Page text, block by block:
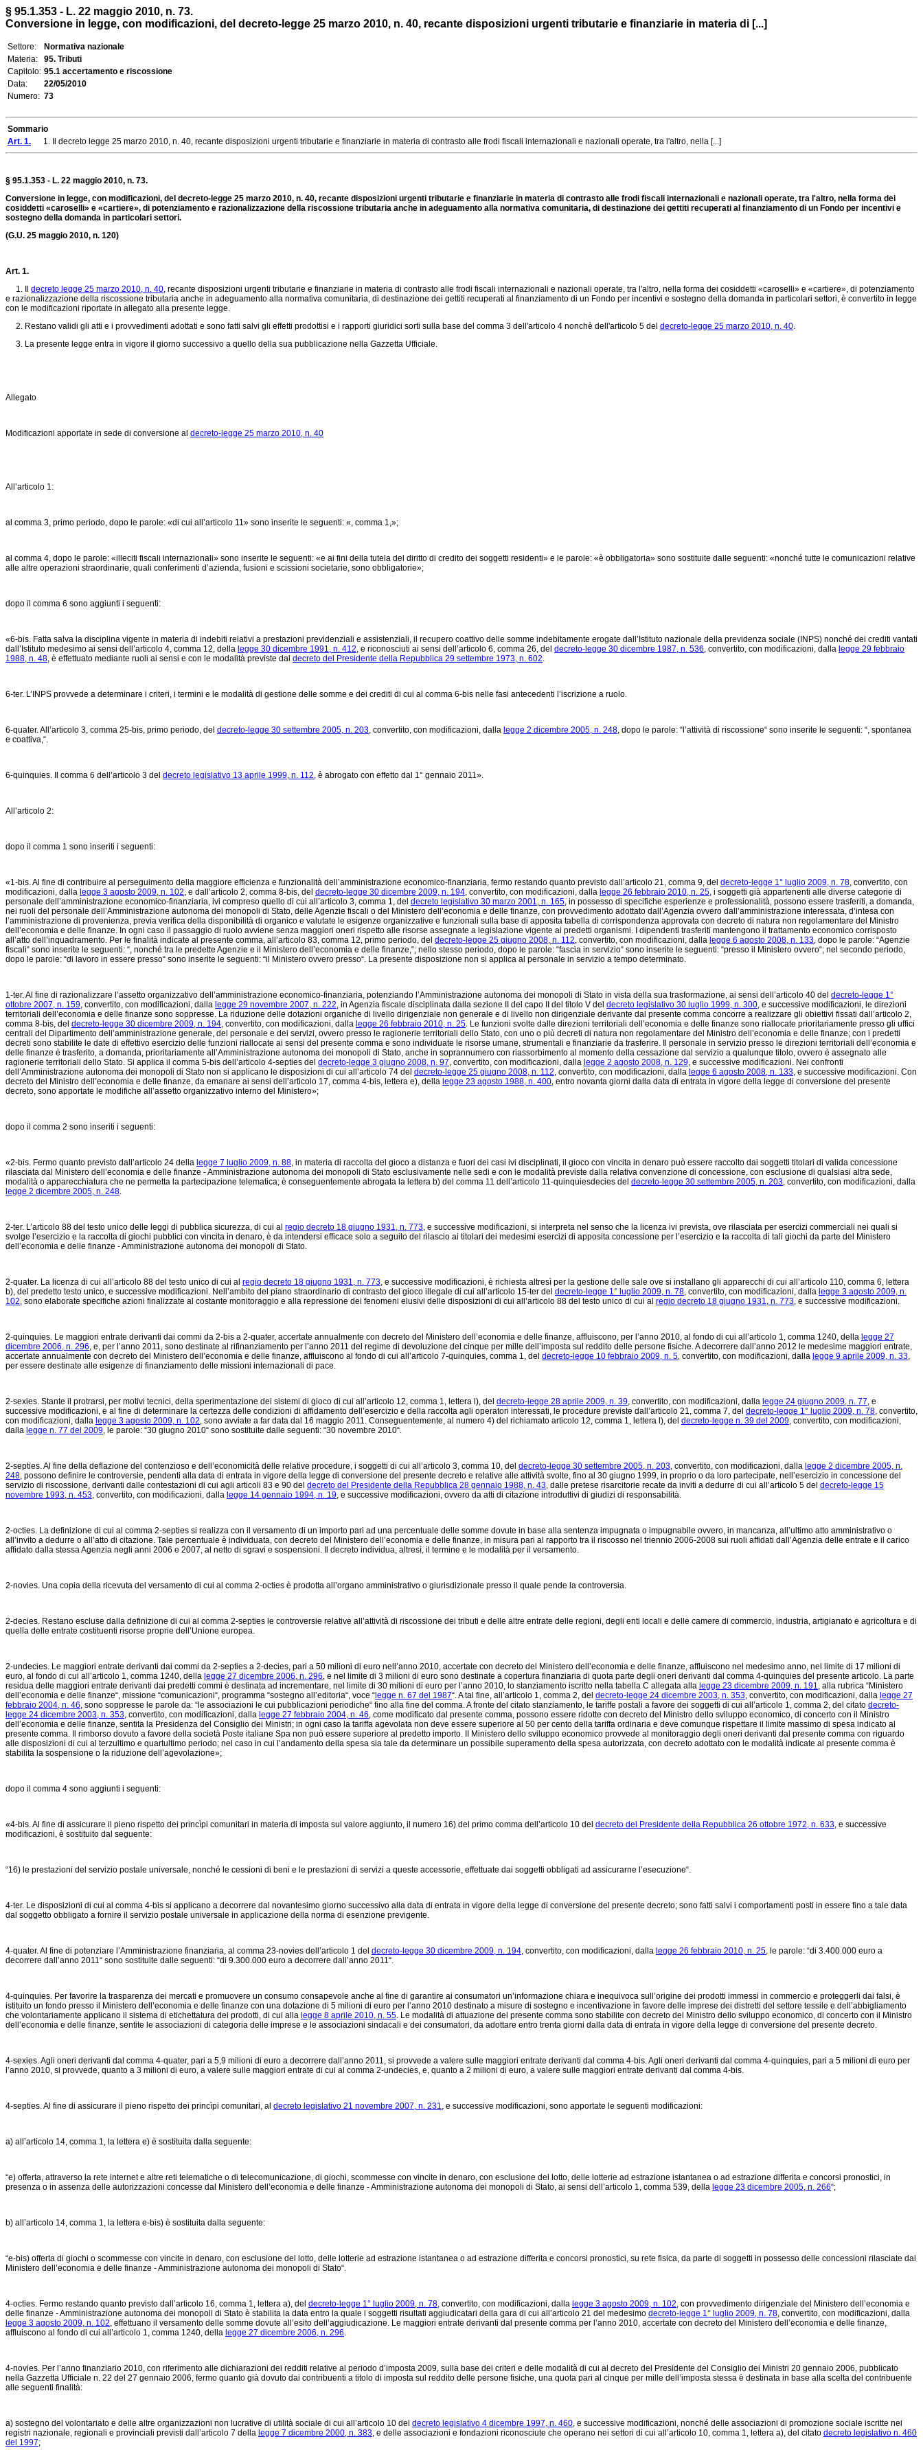
§ 95.1.353 - L. 22 maggio 2010, n. 73.
Conversione in legge, con modificazioni, del decreto-legge 25 marzo 2010, n. 40, recante disposizioni urgenti tributarie e finanziarie in materia di [...]
Settore:
Normativa nazionale
Materia:
95. Tributi
Capitolo: 95.1 accertamento e riscossione
Data:
22/05/2010
Numero: 73
Sommario
Art. 1. 1. Il decreto legge 25 marzo 2010, n. 40, recante disposizioni urgenti tributarie e finanziarie in materia di contrasto alle frodi fiscali internazionali e nazionali operate, tra l'altro, nella [...]
§ 95.1.353 - L. 22 maggio 2010, n. 73.
Conversione in legge, con modificazioni, del decreto-legge 25 marzo 2010, n. 40, recante disposizioni urgenti tributarie e finanziarie in materia di contrasto alle frodi fiscali internazionali e nazionali operate, tra l'altro, nella forma dei
cosiddetti «caroselli» e «cartiere», di potenziamento e razionalizzazione della riscossione tributaria anche in adeguamento alla normativa comunitaria, di destinazione dei gettiti recuperati al finanziamento di un Fondo per incentivi e
sostegno della domanda in particolari settori.
(G.U. 25 maggio 2010, n. 120)
Art. 1.
1. Il decreto legge 25 marzo 2010, n. 40, recante disposizioni urgenti tributarie e finanziarie in materia di contrasto alle frodi fiscali internazionali e nazionali operate, tra l'altro, nella forma dei cosiddetti «caroselli» e «cartiere», di potenziamento
e razionalizzazione della riscossione tributaria anche in adeguamento alla normativa comunitaria, di destinazione dei gettiti recuperati al finanziamento di un Fondo per incentivi e sostegno della domanda in particolari settori, è convertito in legge
con le modificazioni riportate in allegato alla presente legge.
2. Restano validi gli atti e i provvedimenti adottati e sono fatti salvi gli effetti prodottisi e i rapporti giuridici sorti sulla base del comma 3 dell'articolo 4 nonchè dell'articolo 5 del decreto-legge 25 marzo 2010, n. 40.
3. La presente legge entra in vigore il giorno successivo a quello della sua pubblicazione nella Gazzetta Ufficiale.
Allegato
Modificazioni apportate in sede di conversione al decreto-legge 25 marzo 2010, n. 40
All’articolo 1:
al comma 3, primo periodo, dopo le parole: «di cui all’articolo 11» sono inserite le seguenti: «, comma 1,»;
al comma 4, dopo le parole: «illeciti fiscali internazionali» sono inserite le seguenti: «e ai fini della tutela del diritto di credito dei soggetti residenti» e le parole: «è obbligatoria» sono sostituite dalle seguenti: «nonché tutte le comunicazioni relative
alle altre operazioni straordinarie, quali conferimenti d’azienda, fusioni e scissioni societarie, sono obbligatorie»;
dopo il comma 6 sono aggiunti i seguenti:
«6-bis. Fatta salva la disciplina vigente in materia di indebiti relativi a prestazioni previdenziali e assistenziali, il recupero coattivo delle somme indebitamente erogate dall’Istituto nazionale della previdenza sociale (INPS) nonché dei crediti vantati
dall’Istituto medesimo ai sensi dell’articolo 4, comma 12, della legge 30 dicembre 1991, n. 412, e riconosciuti ai sensi dell’articolo 6, comma 26, del decreto-legge 30 dicembre 1987, n. 536, convertito, con modificazioni, dalla legge 29 febbraio
1988, n. 48, è effettuato mediante ruoli ai sensi e con le modalità previste dal decreto del Presidente della Repubblica 29 settembre 1973, n. 602.
6-ter. L’INPS provvede a determinare i criteri, i termini e le modalità di gestione delle somme e dei crediti di cui al comma 6-bis nelle fasi antecedenti l’iscrizione a ruolo.
6-quater. All’articolo 3, comma 25-bis, primo periodo, del decreto-legge 30 settembre 2005, n. 203, convertito, con modificazioni, dalla legge 2 dicembre 2005, n. 248, dopo le parole: “l’attività di riscossione“ sono inserite le seguenti: “, spontanea
e coattiva,“.
6-quinquies. Il comma 6 dell’articolo 3 del decreto legislativo 13 aprile 1999, n. 112, è abrogato con effetto dal 1° gennaio 2011».
All’articolo 2:
dopo il comma 1 sono inseriti i seguenti:
«1-bis. Al fine di contribuire al perseguimento della maggiore efficienza e funzionalità dell’amministrazione economico-finanziaria, fermo restando quanto previsto dall’articolo 21, comma 9, del decreto-legge 1° luglio 2009, n. 78, convertito, con
modificazioni, dalla legge 3 agosto 2009, n. 102, e dall’articolo 2, comma 8-bis, del decreto-legge 30 dicembre 2009, n. 194, convertito, con modificazioni, dalla legge 26 febbraio 2010, n. 25, i soggetti già appartenenti alle diverse categorie di
personale dell’amministrazione economico-finanziaria, ivi compreso quello di cui all’articolo 3, comma 1, del decreto legislativo 30 marzo 2001, n. 165, in possesso di specifiche esperienze e professionalità, possono essere trasferiti, a domanda,
nei ruoli del personale dell’Amministrazione autonoma dei monopoli di Stato, delle Agenzie fiscali o del Ministero dell’economia e delle finanze, con provvedimento adottato dall’Agenzia ovvero dall’amministrazione interessata, d’intesa con
l’amministrazione di provenienza, previa verifica della disponibilità di organico e valutate le esigenze organizzative e funzionali sulla base di apposita tabella di corrispondenza approvata con decreto di natura non regolamentare del Ministro
dell’economia e delle finanze. In ogni caso il passaggio di ruolo avviene senza maggiori oneri rispetto alle risorse assegnate a legislazione vigente ai predetti organismi. I dipendenti trasferiti mantengono il trattamento economico corrisposto
all’atto dell’inquadramento. Per le finalità indicate al presente comma, all’articolo 83, comma 12, primo periodo, del decreto-legge 25 giugno 2008, n. 112, convertito, con modificazioni, dalla legge 6 agosto 2008, n. 133, dopo le parole: “Agenzie
fiscali“ sono inserite le seguenti: “, nonché tra le predette Agenzie e il Ministero dell’economia e delle finanze,“; nello stesso periodo, dopo le parole: “fascia in servizio“ sono inserite le seguenti: “presso il Ministero ovvero“; nel secondo periodo,
dopo le parole: “di lavoro in essere presso“ sono inserite le seguenti: “il Ministero ovvero presso“. La presente disposizione non si applica al personale in servizio a tempo determinato.
1-ter. Al fine di razionalizzare l’assetto organizzativo dell’amministrazione economico-finanziaria, potenziando l’Amministrazione autonoma dei monopoli di Stato in vista della sua trasformazione, ai sensi dell’articolo 40 del decreto-legge 1°
ottobre 2007, n. 159, convertito, con modificazioni, dalla legge 29 novembre 2007, n. 222, in Agenzia fiscale disciplinata dalla sezione II del capo II del titolo V del decreto legislativo 30 luglio 1999, n. 300, e successive modificazioni, le direzioni
territoriali dell’economia e delle finanze sono soppresse. La riduzione delle dotazioni organiche di livello dirigenziale non generale e di livello non dirigenziale derivante dal presente comma concorre a realizzare gli obiettivi fissati dall’articolo 2,
comma 8-bis, del decreto-legge 30 dicembre 2009, n. 194, convertito, con modificazioni, dalla legge 26 febbraio 2010, n. 25. Le funzioni svolte dalle direzioni territoriali dell’economia e delle finanze sono riallocate prioritariamente presso gli uffici
centrali del Dipartimento dell’amministrazione generale, del personale e dei servizi, ovvero presso le ragionerie territoriali dello Stato, con uno o più decreti di natura non regolamentare del Ministro dell’economia e delle finanze; con i predetti
decreti sono stabilite le date di effettivo esercizio delle funzioni riallocate ai sensi del presente comma e sono individuate le risorse umane, strumentali e finanziarie da trasferire. Il personale in servizio presso le direzioni territoriali dell’economia e
delle finanze è trasferito, a domanda, prioritariamente all’Amministrazione autonoma dei monopoli di Stato, anche in soprannumero con riassorbimento al momento della cessazione dal servizio a qualunque titolo, ovvero è assegnato alle
ragionerie territoriali dello Stato. Si applica il comma 5-bis dell’articolo 4-septies del decreto-legge 3 giugno 2008, n. 97, convertito, con modificazioni, dalla legge 2 agosto 2008, n. 129, e successive modificazioni. Nei confronti
dell’Amministrazione autonoma dei monopoli di Stato non si applicano le disposizioni di cui all’articolo 74 del decreto-legge 25 giugno 2008, n. 112, convertito, con modificazioni, dalla legge 6 agosto 2008, n. 133, e successive modificazioni. Con
decreto del Ministro dell’economia e delle finanze, da emanare ai sensi dell’articolo 17, comma 4-bis, lettera e), della legge 23 agosto 1988, n. 400, entro novanta giorni dalla data di entrata in vigore della legge di conversione del presente
decreto, sono apportate le modifiche all’assetto organizzativo interno del Ministero»;
dopo il comma 2 sono inseriti i seguenti:
«2-bis. Fermo quanto previsto dall’articolo 24 della legge 7 luglio 2009, n. 88, in materia di raccolta del gioco a distanza e fuori dei casi ivi disciplinati, il gioco con vincita in denaro può essere raccolto dai soggetti titolari di valida concessione
rilasciata dal Ministero dell’economia e delle finanze - Amministrazione autonoma dei monopoli di Stato esclusivamente nelle sedi e con le modalità previste dalla relativa convenzione di concessione, con esclusione di qualsiasi altra sede,
modalità o apparecchiatura che ne permetta la partecipazione telematica; è conseguentemente abrogata la lettera b) del comma 11 dell’articolo 11-quinquiesdecies del decreto-legge 30 settembre 2005, n. 203, convertito, con modificazioni, dalla
legge 2 dicembre 2005, n. 248.
2-ter. L’articolo 88 del testo unico delle leggi di pubblica sicurezza, di cui al regio decreto 18 giugno 1931, n. 773, e successive modificazioni, si interpreta nel senso che la licenza ivi prevista, ove rilasciata per esercizi commerciali nei quali si
svolge l’esercizio e la raccolta di giochi pubblici con vincita in denaro, è da intendersi efficace solo a seguito del rilascio ai titolari dei medesimi esercizi di apposita concessione per l’esercizio e la raccolta di tali giochi da parte del Ministero
dell’economia e delle finanze - Amministrazione autonoma dei monopoli di Stato.
2-quater. La licenza di cui all’articolo 88 del testo unico di cui al regio decreto 18 giugno 1931, n. 773, e successive modificazioni, è richiesta altresì per la gestione delle sale ove si installano gli apparecchi di cui all’articolo 110, comma 6, lettera
b), del predetto testo unico, e successive modificazioni. Nell’ambito del piano straordinario di contrasto del gioco illegale di cui all’articolo 15-ter del decreto-legge 1° luglio 2009, n. 78, convertito, con modificazioni, dalla legge 3 agosto 2009, n.
102, sono elaborate specifiche azioni finalizzate al costante monitoraggio e alla repressione dei fenomeni elusivi delle disposizioni di cui all’articolo 88 del testo unico di cui al regio decreto 18 giugno 1931, n. 773, e successive modificazioni.
2-quinquies. Le maggiori entrate derivanti dai commi da 2-bis a 2-quater, accertate annualmente con decreto del Ministero dell’economia e delle finanze, affluiscono, per l’anno 2010, al fondo di cui all’articolo 1, comma 1240, della legge 27
dicembre 2006, n. 296, e, per l’anno 2011, sono destinate al rifinanziamento per l’anno 2011 del regime di devoluzione del cinque per mille dell’imposta sul reddito delle persone fisiche. A decorrere dall’anno 2012 le medesime maggiori entrate,
accertate annualmente con decreto del Ministero dell’economia e delle finanze, affluiscono al fondo di cui all’articolo 7-quinquies, comma 1, del decreto-legge 10 febbraio 2009, n. 5, convertito, con modificazioni, dalla legge 9 aprile 2009, n. 33,
per essere destinate alle esigenze di finanziamento delle missioni internazionali di pace.
2-sexies. Stante il protrarsi, per motivi tecnici, della sperimentazione dei sistemi di gioco di cui all’articolo 12, comma 1, lettera l), del decreto-legge 28 aprile 2009, n. 39, convertito, con modificazioni, dalla legge 24 giugno 2009, n. 77, e
successive modificazioni, e al fine di determinare la certezza delle condizioni di affidamento dell’esercizio e della raccolta agli operatori interessati, le procedure previste dall’articolo 21, comma 7, del decreto-legge 1° luglio 2009, n. 78, convertito,
con modificazioni, dalla legge 3 agosto 2009, n. 102, sono avviate a far data dal 16 maggio 2011. Conseguentemente, al numero 4) del richiamato articolo 12, comma 1, lettera l), del decreto-legge n. 39 del 2009, convertito, con modificazioni,
dalla legge n. 77 del 2009, le parole: “30 giugno 2010“ sono sostituite dalle seguenti: “30 novembre 2010“.
2-septies. Al fine della deflazione del contenzioso e dell’economicità delle relative procedure, i soggetti di cui all’articolo 3, comma 10, del decreto-legge 30 settembre 2005, n. 203, convertito, con modificazioni, dalla legge 2 dicembre 2005, n.
248, possono definire le controversie, pendenti alla data di entrata in vigore della legge di conversione del presente decreto e relative alle attività svolte, fino al 30 giugno 1999, in proprio o da loro partecipate, nell’esercizio in concessione del
servizio di riscossione, derivanti dalle contestazioni di cui agli articoli 83 e 90 del decreto del Presidente della Repubblica 28 gennaio 1988, n. 43, dalle pretese risarcitorie recate da inviti a dedurre di cui all’articolo 5 del decreto-legge 15
novembre 1993, n. 453, convertito, con modificazioni, dalla legge 14 gennaio 1994, n. 19, e successive modificazioni, ovvero da atti di citazione introduttivi di giudizi di responsabilità.
2-octies. La definizione di cui al comma 2-septies si realizza con il versamento di un importo pari ad una percentuale delle somme dovute in base alla sentenza impugnata o impugnabile ovvero, in mancanza, all’ultimo atto amministrativo o
all’invito a dedurre o all’atto di citazione. Tale percentuale è individuata, con decreto del Ministero dell’economia e delle finanze, in misura pari al rapporto tra il riscosso nel triennio 2006-2008 sui ruoli affidati dall’Agenzia delle entrate e il carico
affidato dalla stessa Agenzia negli anni 2006 e 2007, al netto di sgravi e sospensioni. Il decreto individua, altresì, il termine e le modalità per il versamento.
2-novies. Una copia della ricevuta del versamento di cui al comma 2-octies è prodotta all’organo amministrativo o giurisdizionale presso il quale pende la controversia.
2-decies. Restano escluse dalla definizione di cui al comma 2-septies le controversie relative all’attività di riscossione dei tributi e delle altre entrate delle regioni, degli enti locali e delle camere di commercio, industria, artigianato e agricoltura e di
quella delle entrate costituenti risorse proprie dell’Unione europea.
2-undecies. Le maggiori entrate derivanti dai commi da 2-septies a 2-decies, pari a 50 milioni di euro nell’anno 2010, accertate con decreto del Ministero dell’economia e delle finanze, affluiscono nel medesimo anno, nel limite di 17 milioni di
euro, al fondo di cui all’articolo 1, comma 1240, della legge 27 dicembre 2006, n. 296, e nel limite di 3 milioni di euro sono destinate a copertura finanziaria di quota parte degli oneri derivanti dal comma 4-quinquies del presente articolo. La parte
residua delle maggiori entrate derivanti dai predetti commi è destinata ad incrementare, nel limite di 30 milioni di euro per l’anno 2010, lo stanziamento iscritto nella tabella C allegata alla legge 23 dicembre 2009, n. 191, alla rubrica “Ministero
dell’economia e delle finanze“, missione “comunicazioni“, programma “sostegno all’editoria“, voce “ legge n. 67 del 1987“. A tal fine, all’articolo 1, comma 2, del decreto-legge 24 dicembre 2003, n. 353, convertito, con modificazioni, dalla legge 27
febbraio 2004, n. 46, sono soppresse le parole da: “le associazioni le cui pubblicazioni periodiche“ fino alla fine del comma. A fronte del citato stanziamento, le tariffe postali a favore dei soggetti di cui all’articolo 1, comma 2, del citato decreto-
legge 24 dicembre 2003, n. 353, convertito, con modificazioni, dalla legge 27 febbraio 2004, n. 46, come modificato dal presente comma, possono essere ridotte con decreto del Ministro dello sviluppo economico, di concerto con il Ministro
dell’economia e delle finanze, sentita la Presidenza del Consiglio dei Ministri; in ogni caso la tariffa agevolata non deve essere superiore al 50 per cento della tariffa ordinaria e deve comunque rispettare il limite massimo di spesa indicato al
presente comma. Il rimborso dovuto a favore della società Poste italiane Spa non può essere superiore al predetto importo. II Ministero dello sviluppo economico provvede al monitoraggio degli oneri derivanti dal presente comma con riguardo
alle disposizioni di cui al terzultimo e quartultimo periodo; nel caso in cui l’andamento della spesa sia tale da determinare un possibile superamento della spesa autorizzata, con decreto adottato con le modalità indicate al presente comma è
stabilita la sospensione o la riduzione dell’agevolazione»;
dopo il comma 4 sono aggiunti i seguenti:
«4-bis. Al fine di assicurare il pieno rispetto dei princìpi comunitari in materia di imposta sul valore aggiunto, il numero 16) del primo comma dell’articolo 10 del decreto del Presidente della Repubblica 26 ottobre 1972, n. 633, e successive
modificazioni, è sostituito dal seguente:
“16) le prestazioni del servizio postale universale, nonché le cessioni di beni e le prestazioni di servizi a queste accessorie, effettuate dai soggetti obbligati ad assicurarne l’esecuzione“.
4-ter. Le disposizioni di cui al comma 4-bis si applicano a decorrere dal novantesimo giorno successivo alla data di entrata in vigore della legge di conversione del presente decreto; sono fatti salvi i comportamenti posti in essere fino a tale data
dal soggetto obbligato a fornire il servizio postale universale in applicazione della norma di esenzione previgente.
4-quater. Al fine di potenziare l’Amministrazione finanziaria, al comma 23-novies dell’articolo 1 del decreto-legge 30 dicembre 2009, n. 194, convertito, con modificazioni, dalla legge 26 febbraio 2010, n. 25, le parole: “di 3.400.000 euro a
decorrere dall’anno 2011“ sono sostituite dalle seguenti: “di 9.300.000 euro a decorrere dall’anno 2011“.
4-quinquies. Per favorire la trasparenza dei mercati e promuovere un consumo consapevole anche al fine di garantire ai consumatori un’informazione chiara e inequivoca sull’origine dei prodotti immessi in commercio e proteggerli dai falsi, è
istituito un fondo presso il Ministero dell’economia e delle finanze con una dotazione di 5 milioni di euro per l’anno 2010 destinato a misure di sostegno e incentivazione in favore delle imprese dei distretti del settore tessile e dell’abbigliamento
che volontariamente applicano il sistema di etichettatura dei prodotti, di cui alla legge 8 aprile 2010, n. 55. Le modalità di attuazione del presente comma sono stabilite con decreto del Ministro dello sviluppo economico, di concerto con il Ministro
dell’economia e delle finanze, sentite le associazioni di categoria delle imprese e le associazioni sindacali e dei consumatori, da adottare entro trenta giorni dalla data di entrata in vigore della legge di conversione del presente decreto.
4-sexies. Agli oneri derivanti dal comma 4-quater, pari a 5,9 milioni di euro a decorrere dall’anno 2011, si provvede a valere sulle maggiori entrate derivanti dal comma 4-bis. Agli oneri derivanti dal comma 4-quinquies, pari a 5 milioni di euro per
l’anno 2010, si provvede, quanto a 3 milioni di euro, a valere sulle maggiori entrate di cui al comma 2-undecies, e, quanto a 2 milioni di euro, a valere sulle maggiori entrate derivanti dal comma 4-bis.
4-septies. Al fine di assicurare il pieno rispetto dei princìpi comunitari, al decreto legislativo 21 novembre 2007, n. 231, e successive modificazioni, sono apportate le seguenti modificazioni:
a) all’articolo 14, comma 1, la lettera e) è sostituita dalla seguente:
“e) offerta, attraverso la rete internet e altre reti telematiche o di telecomunicazione, di giochi, scommesse con vincite in denaro, con esclusione del lotto, delle lotterie ad estrazione istantanea o ad estrazione differita e concorsi pronostici, in
presenza o in assenza delle autorizzazioni concesse dal Ministero dell’economia e delle finanze - Amministrazione autonoma dei monopoli di Stato, ai sensi dell’articolo 1, comma 539, della legge 23 dicembre 2005, n. 266“;
b) all’articolo 14, comma 1, la lettera e-bis) è sostituita dalla seguente:
“e-bis) offerta di giochi o scommesse con vincite in denaro, con esclusione del lotto, delle lotterie ad estrazione istantanea o ad estrazione differita e concorsi pronostici, su rete fisica, da parte di soggetti in possesso delle concessioni rilasciate dal
Ministero dell’economia e delle finanze - Amministrazione autonoma dei monopoli di Stato“.
4-octies. Fermo restando quanto previsto dall’articolo 16, comma 1, lettera a), del decreto-legge 1° luglio 2009, n. 78, convertito, con modificazioni, dalla legge 3 agosto 2009, n. 102, con provvedimento dirigenziale del Ministero dell’economia e
delle finanze - Amministrazione autonoma dei monopoli di Stato è stabilita la data entro la quale i soggetti risultati aggiudicatari della gara di cui all’articolo 21 del medesimo decreto-legge 1° luglio 2009, n. 78, convertito, con modificazioni, dalla
legge 3 agosto 2009, n. 102, effettuano il versamento delle somme dovute all’esito dell’aggiudicazione. Le maggiori entrate derivanti dal presente comma per l’anno 2010, accertate con decreto del Ministero dell’economia e delle finanze,
affluiscono al fondo di cui all’articolo 1, comma 1240, della legge 27 dicembre 2006, n. 296.
4-novies. Per l’anno finanziario 2010, con riferimento alle dichiarazioni dei redditi relative al periodo d’imposta 2009, sulla base dei criteri e delle modalità di cui al decreto del Presidente del Consiglio dei Ministri 20 gennaio 2006, pubblicato
nella Gazzetta Ufficiale n. 22 del 27 gennaio 2006, fermo quanto già dovuto dai contribuenti a titolo di imposta sul reddito delle persone fisiche, una quota pari al cinque per mille dell’imposta stessa è destinata in base alla scelta del contribuente
alle seguenti finalità:
a) sostegno del volontariato e delle altre organizzazioni non lucrative di utilità sociale di cui all’articolo 10 del decreto legislativo 4 dicembre 1997, n. 460, e successive modificazioni, nonché delle associazioni di promozione sociale iscritte nei
registri nazionale, regionali e provinciali previsti dall’articolo 7 della legge 7 dicembre 2000, n. 383, e delle associazioni e fondazioni riconosciute che operano nei settori di cui all’articolo 10, comma 1, lettera a), del citato decreto legislativo n. 460
del 1997;